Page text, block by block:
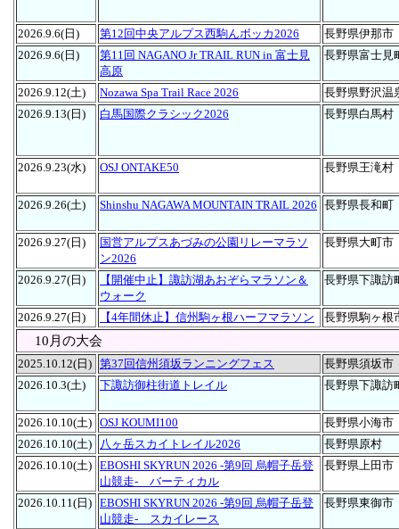
2026.9.6(日) 第12回中央アルプス西駒んボッカ2026
長野県伊那市
2026.9.6(日)
第11回 NAGANO Jr TRAIL RUN in 富士見
高原
長野県富士見
2026.9.12(土) Nozawa Spa Trail Race 2026
長野県野沢温
2026.9.13(日)
白馬国際クラシック2026 長野県白馬村
2026.9.23(水) OSJ ONTAKE50 長野県王滝村
2026.9.26(土) Shinshu NAGAWA MOUNTAIN TRAIL 2026 長野県長和町
2026.9.27(日)
国営アルプスあづみの公園リレーマラソ
ン2026
長野県大町市
2026.9.27(日)
【開催中止】諏訪湖あおぞらマラソン＆
ウォーク
長野県下諏訪
2026.9.27(日) 【4年間休止】信州駒ヶ根ハーフマラソン 長野県駒ヶ根
10月の大会
2025.10.12(日) 第37回信州須坂ランニングフェス
長野県須坂市
2026.10.3(土)
下諏訪御柱街道トレイル 長野県下諏訪
2026.10.10(土) OSJ KOUMI100
長野県小海市
2026.10.10(土)
八ヶ岳スカイトレイル2026
長野県原村
2026.10.10(土) EBOSHI SKYRUN 2026 -第9回 烏帽子岳登
山競走- バーティカル
長野県上田市
2026.10.11(日) EBOSHI SKYRUN 2026 -第9回 烏帽子岳登
山競走- スカイレース
長野県東御市